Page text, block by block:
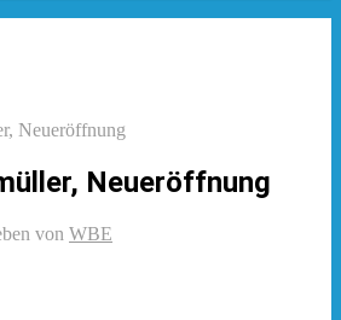
Neueröffnung
Neueröffnung
von WBE